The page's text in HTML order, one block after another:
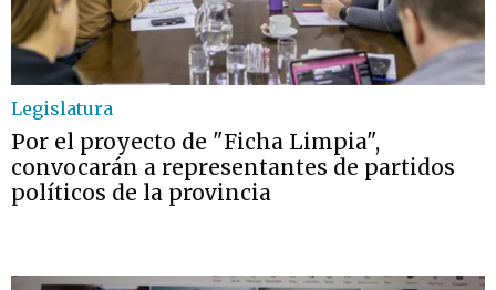
Legislatura
Por el proyecto de "Ficha Limpia",
convocarán a representantes de partidos
políticos de la provincia